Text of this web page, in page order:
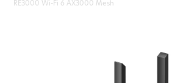
RE3000 Wi-Fi 6 AX3000 Mesh